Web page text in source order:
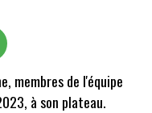
membres de l'équipe
à son plateau.